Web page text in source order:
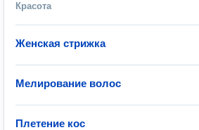
Красота
Женская стрижка
Мелирование волос
Плетение кос